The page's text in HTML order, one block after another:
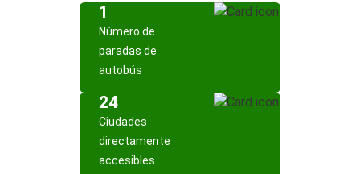
1
Número de
paradas de
autobús
24
Ciudades
directamente
accesibles